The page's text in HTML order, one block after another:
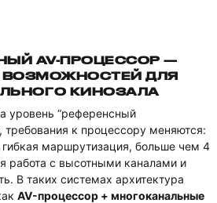
AV-ПРОЦЕССОР —
ДЛЯ
КИНОЗАЛА
уровень “референсный
требования к процессору меняются:
маршрутизация, больше чем 4
работа с высотными каналами и
В таких системах архитектура
AV-процессор + многоканальные